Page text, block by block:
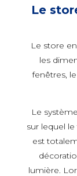
Le
Le store
les
fenêtres,
Le
sur lequel
est
lumière.